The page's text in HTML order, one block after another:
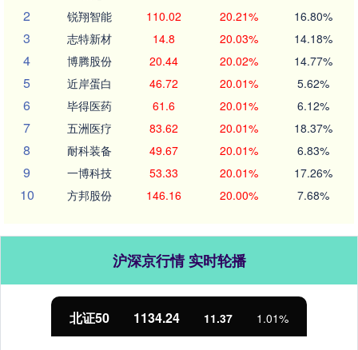
2 锐翔智能 110.02 20.21% 16.80%
3 志特新材 14.8 20.03% 14.18%
4 博腾股份 20.44 20.02% 14.77%
5 近岸蛋白 46.72 20.01% 5.62%
6 毕得医药 61.6 20.01% 6.12%
7 五洲医疗 83.62 20.01% 18.37%
8 耐科装备 49.67 20.01% 6.83%
9 一博科技 53.33 20.01% 17.26%
10 方邦股份 146.16 20.00% 7.68%
沪深京行情 实时轮播
北证50 1134.24 11.37 1.01%